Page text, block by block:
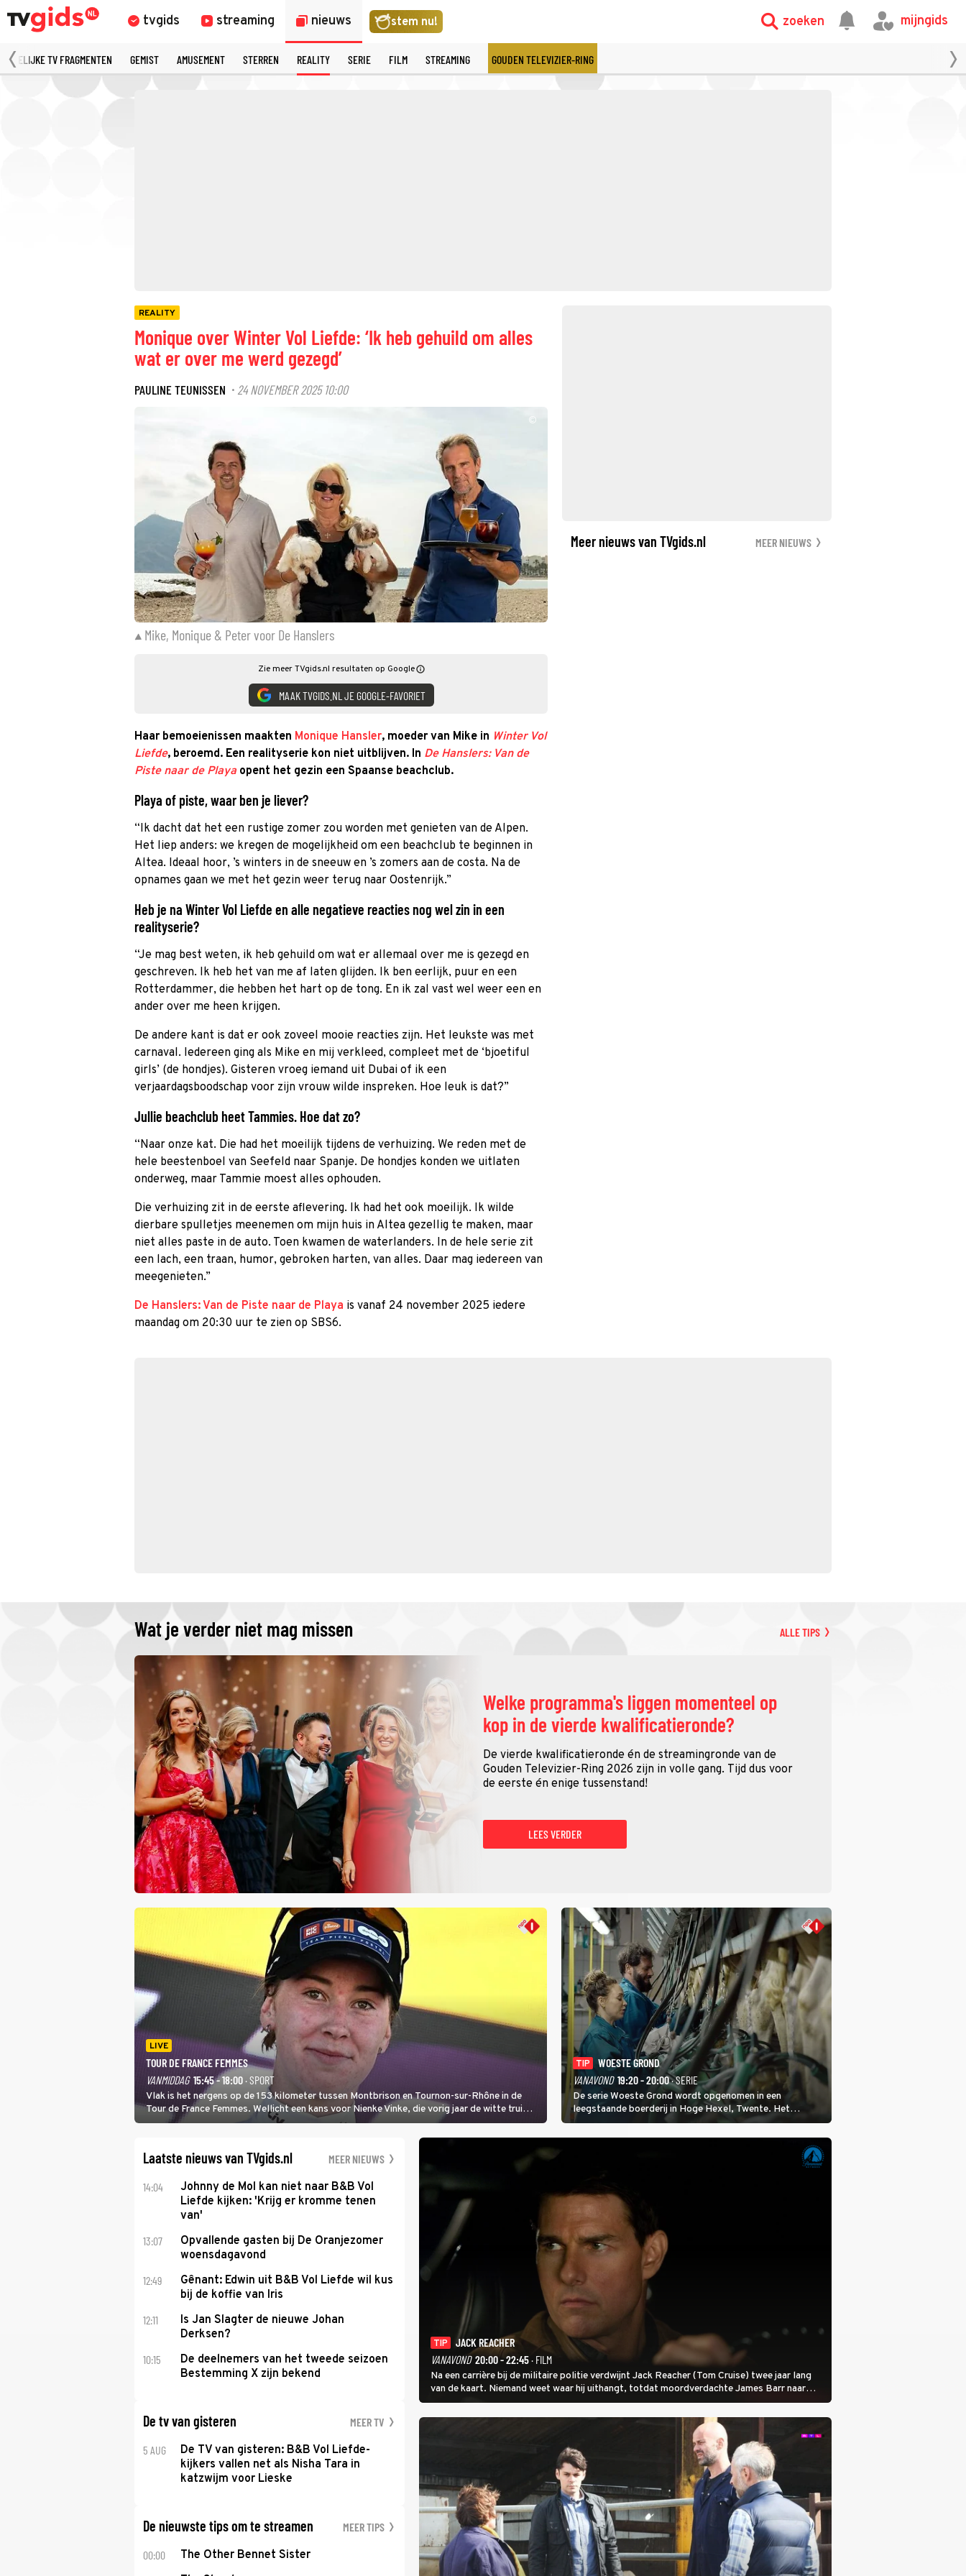
tvgids streaming nieuws stem nu! zoeken mijngids
TV FRAGMENTEN GEMIST AMUSEMENT STERREN REALITY SERIE FILM STREAMING GOUDEN TELEVIZIER-RING
REALITY
Monique over Winter Vol Liefde: ‘Ik heb gehuild om alles
wat er over me werd gezegd’
PAULINE TEUNISSEN · 24 NOVEMBER 2025 10:00
©
Mike, Monique & Peter voor De Hanslers
Zie meer TVgids.nl resultaten op Google
MAAK TVGIDS.NL JE GOOGLE-FAVORIET
Haar bemoeienissen maakten Monique Hansler, moeder van Mike in Winter Vol
Liefde, beroemd. Een realityserie kon niet uitblijven. In De Hanslers: Van de
Piste naar de Playaopent het gezin een Spaanse beachclub.
Playa of piste, waar ben je liever?
“Ik dacht dat het een rustige zomer zou worden met genieten van de Alpen.
Het liep anders: we kregen de mogelijkheid om een beachclub te beginnen in
Altea. Ideaal hoor, ’s winters in de sneeuw en ’s zomers aan de costa. Na de
opnames gaan we met het gezin weer terug naar Oostenrijk.”
Heb je na Winter Vol Liefde en alle negatieve reacties nog wel zin in een
realityserie?
“Je mag best weten, ik heb gehuild om wat er allemaal over me is gezegd en
geschreven. Ik heb het van me af laten glijden. Ik ben eerlijk, puur en een
Rotterdammer, die hebben het hart op de tong. En ik zal vast wel weer een en
ander over me heen krijgen.
De andere kant is dat er ook zoveel mooie reacties zijn. Het leukste was met
carnaval. Iedereen ging als Mike en mij verkleed, compleet met de ‘bjoetiful
girls’ (de hondjes). Gisteren vroeg iemand uit Dubai of ik een
verjaardagsboodschap voor zijn vrouw wilde inspreken. Hoe leuk is dat?”
Jullie beachclub heet Tammies. Hoe dat zo?
“Naar onze kat. Die had het moeilijk tijdens de verhuizing. We reden met de
hele beestenboel van Seefeld naar Spanje. De hondjes konden we uitlaten
onderweg, maar Tammie moest alles ophouden.
Die verhuizing zit in de eerste aflevering. Ik had het ook moeilijk. Ik wilde
dierbare spulletjes meenemen om mijn huis in Altea gezellig te maken, maar
niet alles paste in de auto. Toen kwamen de waterlanders. In de hele serie zit
een lach, een traan, humor, gebroken harten, van alles. Daar mag iedereen van
meegenieten.”
De Hanslers: Van de Piste naar de Playa is vanaf 24 november 2025 iedere
maandag om 20:30 uur te zien op SBS6.
Meer nieuws van TVgids.nl MEER NIEUWS
Wat je verder niet mag missen ALLE TIPS
Welke programma's liggen momenteel op
kop in de vierde kwalificatieronde?
De vierde kwalificatieronde én de streamingronde van de
Gouden Televizier-Ring 2026 zijn in volle gang. Tijd dus voor
de eerste én enige tussenstand!
LEES VERDER
LIVE
TOUR DE FRANCE FEMMES
VANMIDDAG 15:45 - 18:00 · SPORT
Vlak is het nergens op de 153 kilometer tussen Montbrison en Tournon-sur-Rhône in de
Tour de France Femmes. Wellicht een kans voor Nienke Vinke, die vorig jaar de witte trui
won.
TIP
WOESTE GROND
VANAVOND 19:20 - 20:00· SERIE
De serie Woeste Grond wordt opgenomen in een
leegstaande boerderij in Hoge Hexel, Twente. Het
melkveebedrijf met 160 koeien moest sluiten, omdat het
dicht bij een Natura 2000-gebied ligt. In de serie heerst er
Laatste nieuws van TVgids.nl MEER NIEUWS
14:04
Johnny de Mol kan niet naar B&B Vol
Liefde kijken: 'Krijg er kromme tenen
van'
13:07
Opvallende gasten bij De Oranjezomer
woensdagavond
12:49
Gênant: Edwin uit B&B Vol Liefde wil kus
bij de koffie van Iris
12:11
Is Jan Slagter de nieuwe Johan
Derksen?
10:15
De deelnemers van het tweede seizoen
Bestemming X zijn bekend
De tv van gisteren MEER TV
5 AUG
De TV van gisteren: B&B Vol Liefde-
kijkers vallen net als Nisha Tara in
katzwijm voor Lieske
De nieuwste tips om te streamen MEER TIPS
00:00 The Other Bennet Sister
TIP
JACK REACHER
VANAVOND 20:00 - 22:45· FILM
Na een carrière bij de militaire politie verdwijnt Jack Reacher (Tom Cruise) twee jaar lang
van de kaart. Niemand weet waar hij uithangt, totdat moordverdachte James Barr naar
hem vraagt.